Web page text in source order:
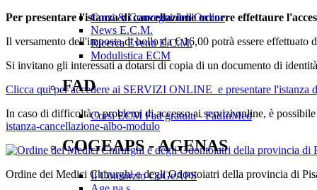
Corsi & Convegni dell'Ordine
News E.C.M.
Ricerca Eventi E.C.M.
Modulistica ECM
FAD
Corsi ECM Fad gratuiti - FadInMed
COGEAPS - AGENAS
Il Consorzio CoGeAPS
Per presentare l'istanza di cancellazione occorre effettaure
Il versamento dell'imposta di bollo da € 16,00 potrà essere effettuato
Si invitano gli interessati a dotarsi di copia di un documento di
Clicca qui per accedere ai SERVIZI ONLINE e presentare l'istanza
In caso di difficoltà o problemi di accesso ai servizi online, è
istanza-cancellazione-albo-modulo
Ordine dei Medici Chirurghi e degli Odontoiatri della provincia di